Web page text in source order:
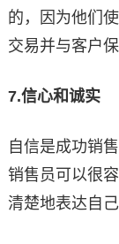
的，因为他们
交易并与客户保
7.信心和诚实
自信是成功销
销售员可以很
清楚地表达自己